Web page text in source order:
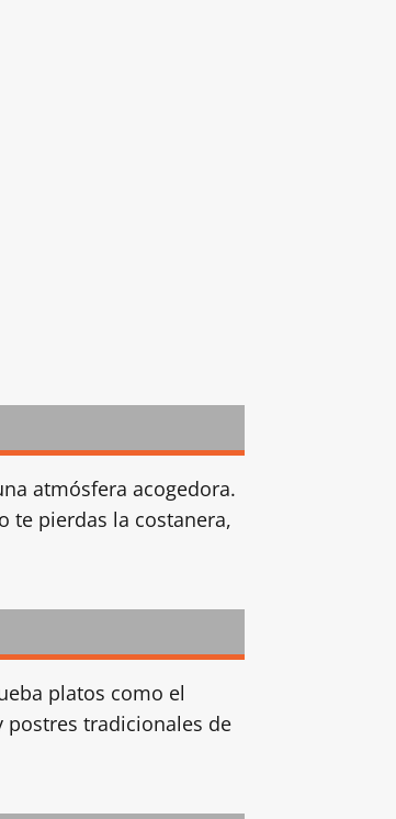
atmósfera acogedora.
te pierdas la costanera,
platos como el
postres tradicionales de